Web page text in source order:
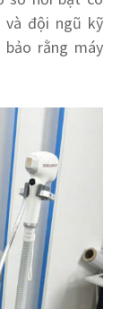
và đội ngũ kỹ
rằng máy